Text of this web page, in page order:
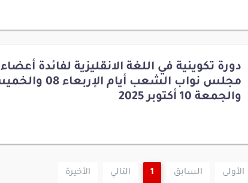
دورة تكوينية في اللغة الانقليزية لفائدة أعضاء
والجمعة 10 أكتوبر 2025
الأولى السابق 1 التالي الأخيرة